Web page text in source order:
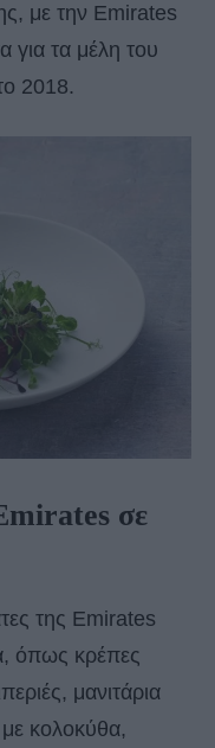
με την Emirates
για τα μέλη του
2018.
σε
της Emirates
όπως κρέπες
μανιτάρια
με κολοκύθα,